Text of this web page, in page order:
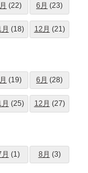
(22) 6月 (23)
(18) 12月 (21)
(19) 6月 (28)
(25) 12月 (27)
(1) 8月 (3)